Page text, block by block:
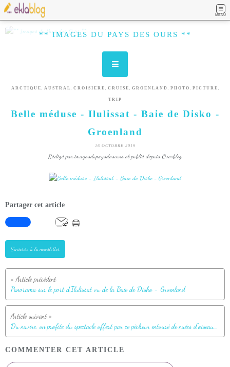
MENU
** IMAGES DU PAYS DES OURS **
ARCTIQUE , AUSTRAL , CROISIERE , CRUISE , GROENLAND , PHOTO , PICTURE ,
TRIP
Belle méduse - Ilulissat - Baie de Disko -
Groenland
16 OCTOBRE 2019
Rédigé par imagesdupaysdesours et publié depuis Overblog
Partager cet article
S'inscrire à la newsletter
Panorama sur le port d'Ilulissat vu de la Baie de Disko - Groenland
Du navire, on profite du spectacle offert par ce pêcheur entouré de nuées d'oiseaux - Ilulissat - Baie de Disko - Groenland
COMMENTER CET ARTICLE